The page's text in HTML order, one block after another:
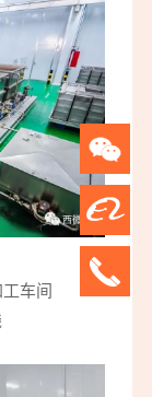
车间